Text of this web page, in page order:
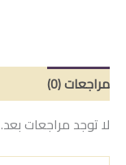
مراجعات (0)
لا توجد مراجعات بعد.